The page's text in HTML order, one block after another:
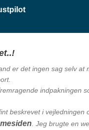
er det ingen sag selv at
indpakningen
beskrevet i vejledningen
. Jeg brugte en